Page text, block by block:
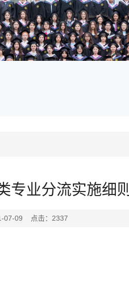
专业分流实施细则
07-09 点击： 2337